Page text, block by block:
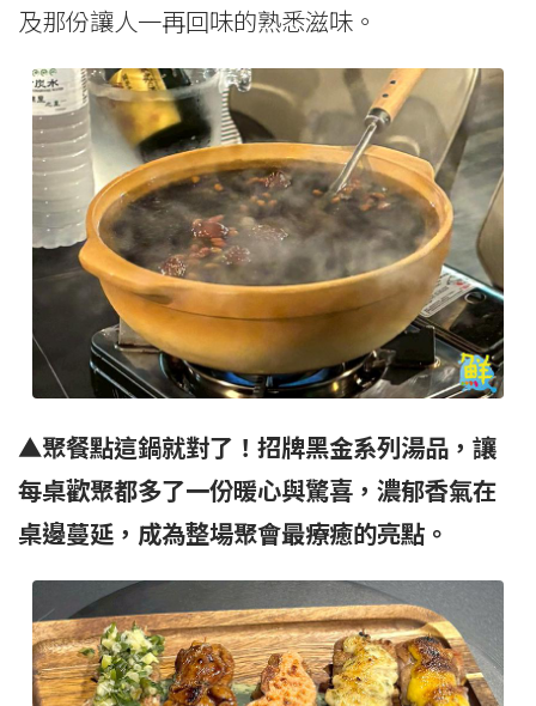
及那份讓人一再回味的熟悉滋味。
▲聚餐點這鍋就對了！招牌黑金系列湯品，讓
每桌歡聚都多了一份暖心與驚喜，濃郁香氣在
桌邊蔓延，成為整場聚會最療癒的亮點。